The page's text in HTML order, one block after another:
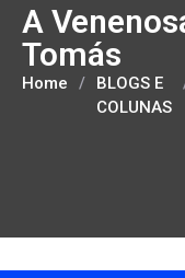
A
Tomás
Home /
BLOGS E
COLUNAS